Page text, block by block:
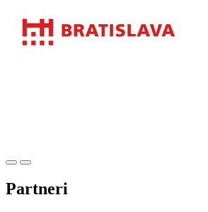
Partneri